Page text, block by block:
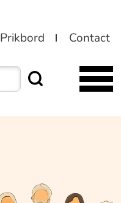
Prikbord Contact